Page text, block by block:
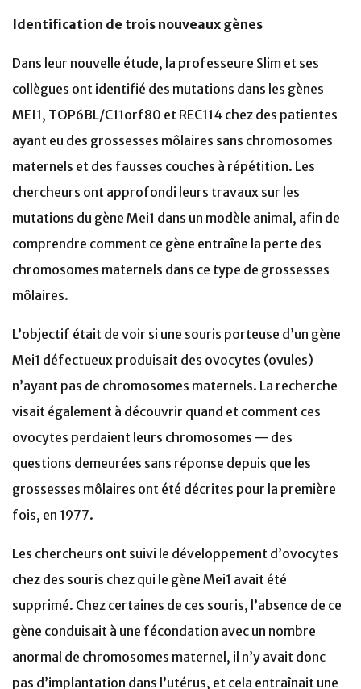
Identification de trois nouveaux gènes
Dans leur nouvelle étude, la professeure Slim et ses
collègues ont identifié des mutations dans les gènes
MEI1, TOP6BL/C11orf80 et REC114 chez des patientes
ayant eu des grossesses môlaires sans chromosomes
maternels et des fausses couches à répétition. Les
chercheurs ont approfondi leurs travaux sur les
mutations du gène Mei1 dans un modèle animal, afin de
comprendre comment ce gène entraîne la perte des
chromosomes maternels dans ce type de grossesses
môlaires.
L’objectif était de voir si une souris porteuse d’un gène
Mei1 défectueux produisait des ovocytes (ovules)
n’ayant pas de chromosomes maternels. La recherche
visait également à découvrir quand et comment ces
ovocytes perdaient leurs chromosomes — des
questions demeurées sans réponse depuis que les
grossesses môlaires ont été décrites pour la première
fois, en 1977.
Les chercheurs ont suivi le développement d’ovocytes
chez des souris chez qui le gène Mei1 avait été
supprimé. Chez certaines de ces souris, l’absence de ce
gène conduisait à une fécondation avec un nombre
anormal de chromosomes maternel, il n’y avait donc
pas d’implantation dans l’utérus, et cela entraînait une